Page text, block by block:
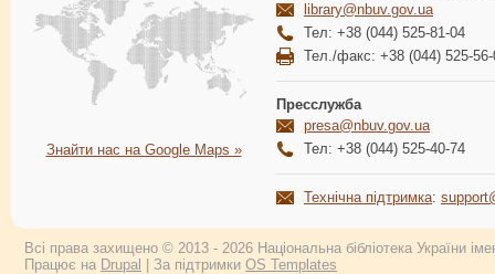
Знайти нас на Google Maps »
library@nbuv.gov.ua
Тел: +38 (044) 525-81-04
Тел./факс: +38 (044) 525-56-
Пресслужба
presa@nbuv.gov.ua
Тел: +38 (044) 525-40-74
Технічна підтримка:
Всі права захищено © 2013 - 2026 Національна бібліотека України
Працює на Drupal | За підтримки OS Templates